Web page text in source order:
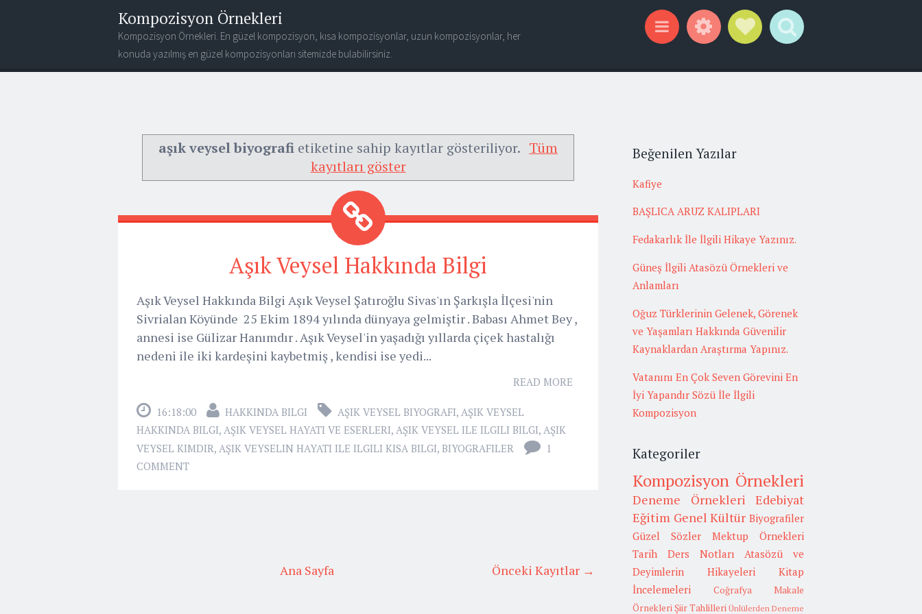
Kompozisyon Örnekleri
Kompozisyon Örnekleri. En güzel kompozisyon, kısa kompozisyonlar, uzun kompozisyonlar, her
konuda yazılmış en güzel kompozisyonları sitemizde bulabilirsiniz.
aşık veysel biyografi etiketine sahip kayıtlar gösteriliyor. Tüm
kayıtları göster
Aşık Veysel Hakkında Bilgi
Aşık Veysel Hakkında Bilgi Aşık Veysel Şatıroğlu Sivas'ın Şarkışla İlçesi'nin
Sivrialan Köyünde 25 Ekim 1894 yılında dünyaya gelmiştir . Babası Ahmet Bey ,
annesi ise Gülizar Hanımdır . Aşık Veysel'in yaşadığı yıllarda çiçek hastalığı
nedeni ile iki kardeşini kaybetmiş , kendisi ise yedi...
READ MORE
16:18:00 HAKKINDA BILGI AŞIK VEYSEL BIYOGRAFI, AŞIK VEYSEL
HAKKINDA BILGI, AŞIK VEYSEL HAYATI VE ESERLERI, AŞIK VEYSEL ILE ILGILI BILGI, AŞIK
VEYSEL KIMDIR, AŞIK VEYSELIN HAYATI ILE ILGILI KISA BILGI, BIYOGRAFILER
1
COMMENT
Önceki Kayıtlar →
Ana Sayfa
Beğenilen Yazılar
Kafiye
BAŞLICA ARUZ KALIPLARI
Fedakarlık İle İlgili Hikaye Yazınız.
Güneş İlgili Atasözü Örnekleri ve
Anlamları
Oğuz Türklerinin Gelenek, Görenek
ve Yaşamları Hakkında Güvenilir
Kaynaklardan Araştırma Yapınız.
Vatanını En Çok Seven Görevini En
İyi Yapandır Sözü İle İlgili
Kompozisyon
Kategoriler
Kompozisyon Örnekleri
Deneme Örnekleri
Edebiyat
Eğitim Genel Kültür Biyografiler
Güzel Sözler
Mektup Örnekleri
Tarih
Ders Notları
Atasözü ve
Deyimlerin Hikayeleri
Kitap
İncelemeleri
Coğrafya
Makale
Örnekleri Şiir Tahlilleri Ünlülerden Deneme